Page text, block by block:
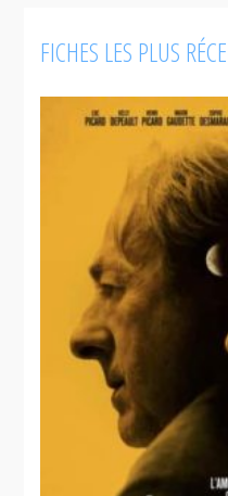
FICHES LES PLUS